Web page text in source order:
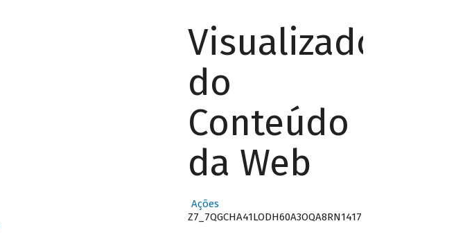
Visualizador
do
Conteúdo
da Web
Ações
Z7_7QGCHA41LODH60A3OQA8RN1417